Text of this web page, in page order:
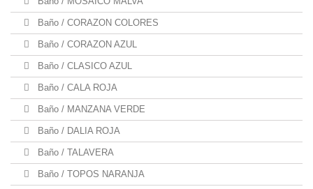
Baño / CORAZON COLORES
Baño / CORAZON AZUL
Baño / CLASICO AZUL
Baño / CALA ROJA
Baño / MANZANA VERDE
Baño / DALIA ROJA
Baño / TALAVERA
Baño / TOPOS NARANJA